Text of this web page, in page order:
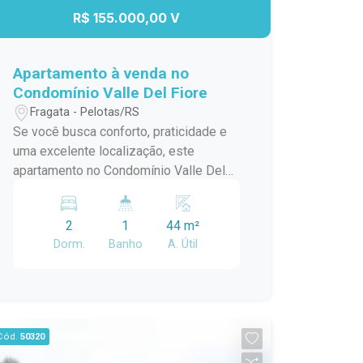
R$ 155.000,00 V
Apartamento à venda no
Condomínio Valle Del Fiore
Fragata - Pelotas/RS
Se você busca conforto, praticidade e
uma excelente localização, este
apartamento no Condomínio Valle Del
Localizado no bairro Fragata, em
Pelotas, o imóvel está em uma região
tranquila, com fácil acesso a
dormitórios; Sala de estar
aconchegante, ideal para momentos de
2
Dorm.
1
Banho
44 m²
A. Útil
50320